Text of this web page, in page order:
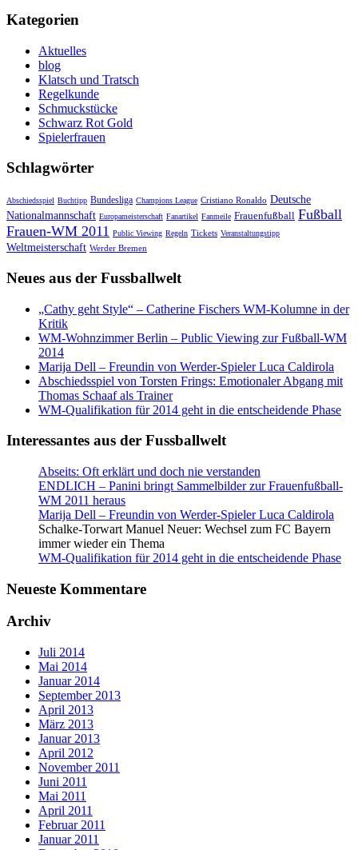
Kategorien
Aktuelles
blog
Klatsch und Tratsch
Regelkunde
Schmuckstücke
Schwarz Rot Gold
Spielerfrauen
Schlagwörter
Abschiedsspiel Buchtipp Bundesliga Champions League Cristiano Ronaldo Deutsche
Nationalmannschaft Europameisterschaft Fanartikel Fanmeile Frauenfußball Fußball
Frauen-WM 2011 Public Viewing Regeln Tickets Veranstaltungstipp
Weltmeisterschaft Werder Bremen
Neues aus der Fussballwelt
„Cathy geht Style“ – Catherine Fischers WM-Kolumne in der
Kritik
WM-Wohnzimmer Berlin – Public Viewing zur Fußball-WM
2014
Marija Dell – Freundin von Werder-Spieler Luca Caldirola
Abschiedsspiel von Torsten Frings: Emotionaler Abgang mit
Thomas Schaaf als Trainer
WM-Qualifikation für 2014 geht in die entscheidende Phase
Interessantes aus der Fussballwelt
Abseits: Oft erklärt und doch nie verstanden
ENDLICH – Panini bringt Sammelbilder zur Frauenfußball-
WM 2011 heraus
Marija Dell – Freundin von Werder-Spieler Luca Caldirola
Schalke-Torwart Manuel Neuer: Wechsel zum FC Bayern
immer wieder ein Thema
WM-Qualifikation für 2014 geht in die entscheidende Phase
Neueste Kommentare
Archiv
Juli 2014
Mai 2014
Januar 2014
September 2013
April 2013
März 2013
Januar 2013
April 2012
November 2011
Juni 2011
Mai 2011
April 2011
Februar 2011
Januar 2011